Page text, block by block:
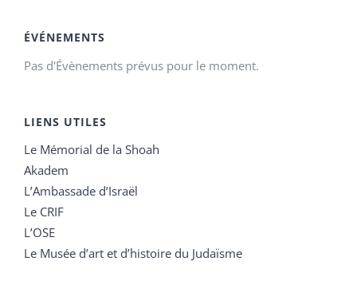
ÉVÉNEMENTS
Pas d'Évènements prévus pour le moment.
LIENS UTILES
Le Mémorial de la Shoah
Akadem
L’Ambassade d’Israël
Le CRIF
L’OSE
Le Musée d’art et d’histoire du Judaïsme